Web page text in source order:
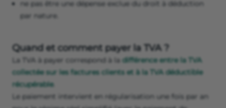
ne pas être une dépense exclue du droit à déduction
par nature.
Quand et comment payer la TVA ?
La TVA à payer correspond à la différence entre la TVA
collectée sur les factures clients et à la TVA déductible
récupérable.
Le paiement intervient en régularisation une fois par an